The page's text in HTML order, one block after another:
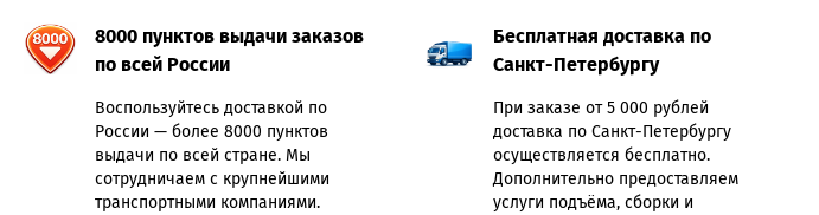
8000 пунктов выдачи заказов
по всей России
Воспользуйтесь доставкой по
России — более 8000 пунктов
выдачи по всей стране. Мы
сотрудничаем с крупнейшими
транспортными компаниями.
Бесплатная доставка по
Санкт-Петербургу
При заказе от 5 000 рублей
доставка по Санкт-Петербургу
осуществляется бесплатно.
Дополнительно предоставляем
услуги подъёма, сборки и